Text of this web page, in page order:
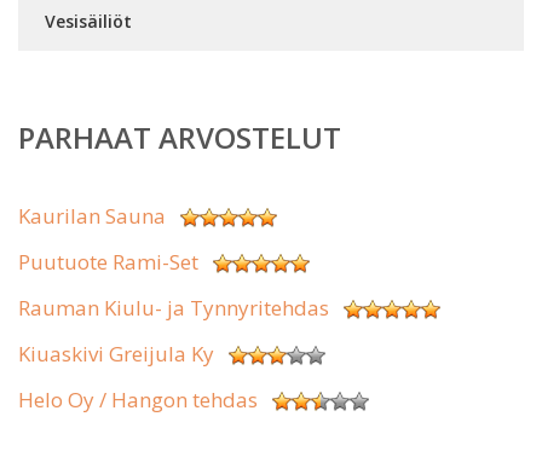
Vesisäiliöt
PARHAAT ARVOSTELUT
Kaurilan Sauna
Puutuote Rami-Set
Rauman Kiulu- ja Tynnyritehdas
Kiuaskivi Greijula Ky
Helo Oy / Hangon tehdas